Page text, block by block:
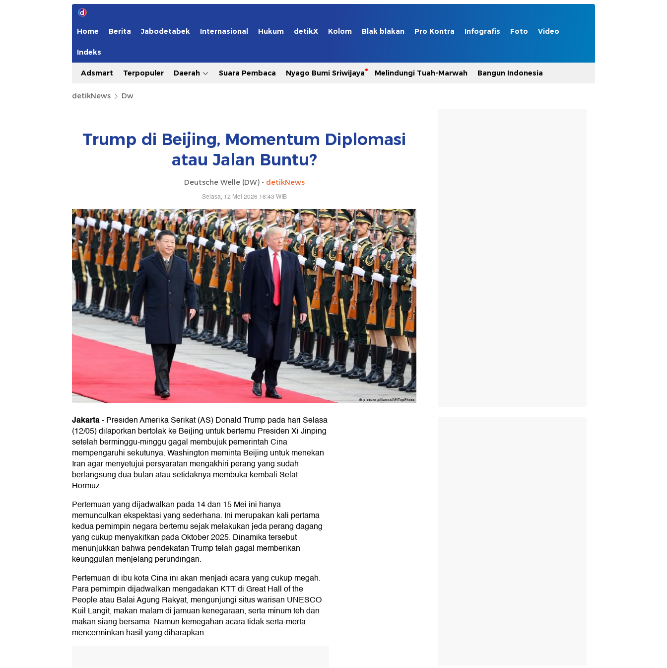
Home Berita Jabodetabek Internasional Hukum detikX Kolom Blak blakan Pro Kontra Infografis Foto Video
Indeks
Adsmart Terpopuler Daerah Suara Pembaca Nyago Bumi Sriwijaya Melindungi Tuah-Marwah Bangun Indonesia
detikNews Dw
Trump di Beijing, Momentum Diplomasi
atau Jalan Buntu?
Deutsche Welle (DW) - detikNews
Selasa, 12 Mei 2026 18:43 WIB
Jakarta-Presiden Amerika Serikat (AS) Donald Trump pada hari Selasa
(12/05) dilaporkan bertolak ke Beijing untuk bertemu Presiden Xi Jinping
setelah berminggu-minggu gagal membujuk pemerintah Cina
mempengaruhi sekutunya. Washington meminta Beijing untuk menekan
Iran agar menyetujui persyaratan mengakhiri perang yang sudah
berlangsung dua bulan atau setidaknya membuka kembali Selat
Hormuz.
Pertemuan yang dijadwalkan pada 14 dan 15 Mei ini hanya
memunculkan ekspektasi yang sederhana. Ini merupakan kali pertama
kedua pemimpin negara bertemu sejak melakukan jeda perang dagang
yang cukup menyakitkan pada Oktober 2025. Dinamika tersebut
menunjukkan bahwa pendekatan Trump telah gagal memberikan
keunggulan menjelang perundingan.
Pertemuan di ibu kota Cina ini akan menjadi acara yang cukup megah.
Para pemimpin dijadwalkan mengadakan KTT di Great Hall of the
People atau Balai Agung Rakyat, mengunjungi situs warisan UNESCO
Kuil Langit, makan malam di jamuan kenegaraan, serta minum teh dan
makan siang bersama. Namun kemegahan acara tidak serta-merta
mencerminkan hasil yang diharapkan.